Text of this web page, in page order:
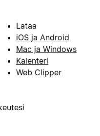
Lataa
iOS ja Android
Mac ja Windows
Kalenteri
Web Clipper